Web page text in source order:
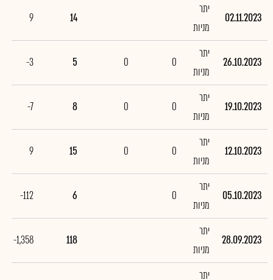
02.11.2023
יתר
מניות
14
9
26.10.2023
יתר
מניות
0
0
5
-3
19.10.2023
יתר
מניות
0
0
8
-7
12.10.2023
יתר
מניות
0
0
15
9
05.10.2023
יתר
מניות
0
6
-112
28.09.2023
יתר
מניות
118
-1,358
יתר